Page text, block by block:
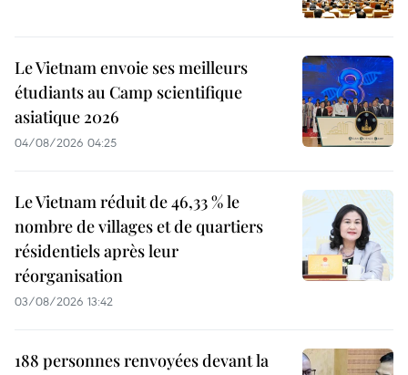
Le Vietnam envoie ses meilleurs
étudiants au Camp scientifique
asiatique 2026
04/08/2026 04:25
Le Vietnam réduit de 46,33 % le
nombre de villages et de quartiers
résidentiels après leur
réorganisation
03/08/2026 13:42
188 personnes renvoyées devant la